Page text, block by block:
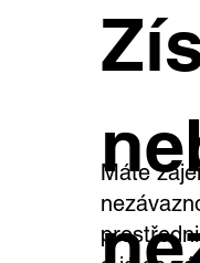
Máte